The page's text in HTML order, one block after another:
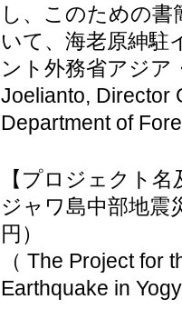
し、このための
いて、海老原紳駐
ント外務省アジア
Joelianto, Director
Department of
【プロジェクト
ジャワ島中部地震
円）
（ The Project for
Earthquake in